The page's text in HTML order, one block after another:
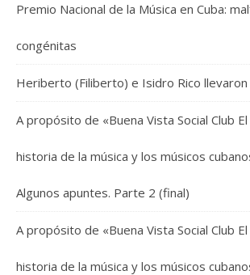
Premio Nacional de la Música en Cuba:
congénitas
Heriberto (Filiberto) e Isidro Rico llevaron
A propósito de «Buena Vista Social Club El
historia de la música y los músicos
Algunos apuntes. Parte 2 (final)
A propósito de «Buena Vista Social Club El
historia de la música y los músicos